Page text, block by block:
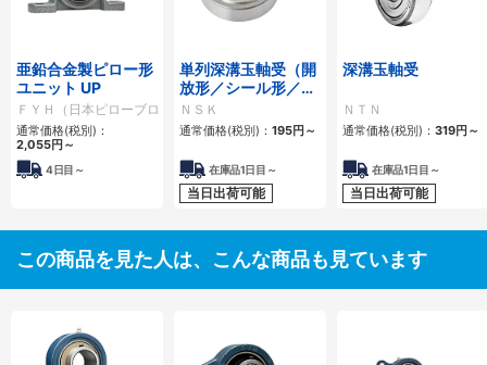
亜鉛合金製ピロー形
ユニット UP
ＦＹＨ（日本ピローブロック）
通常価格(税別)：
2,055円 ～
4日目～
単列深溝玉軸受（開
放形／シール形／シ
ールド形）
ＮＳＫ
通常価格(税別)： 195円 ～
在庫品1日目～
当日出荷可能
深溝玉軸受
ＮＴＮ
通常価格(税別)： 319円 ～
在庫品1日目～
当日出荷可能
この商品を見た人は、こんな商品も見ています